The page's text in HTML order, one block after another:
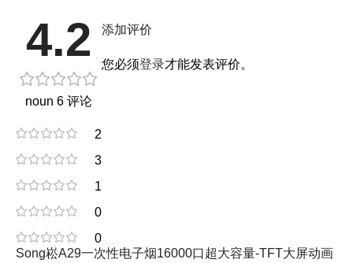
4.2
noun 6 评论
2
3
1
0
0
Song崧A29一次性电子烟16000口超大容量-TFT大屏动画
添加评价
您必须登录才能发表评价。